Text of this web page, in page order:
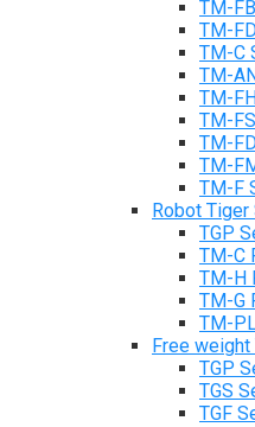
TM-
TM-
TM-C
TM-
TM-
TM-
TM-
TM-
TM-F
Robot Tiger
TGP
TM-C
TM-H
TM-G
TM-
Free
TGP
TGS
TGF